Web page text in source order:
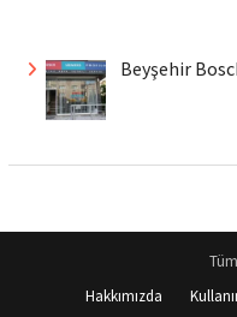
Beyşehir
Hakkımızda